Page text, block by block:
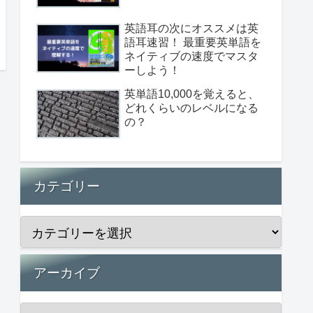
英語耳の次にオススメは英
語耳速習！ 最重要英単語を
ネイティブの速度でマスタ
ーしよう！
英単語10,000を覚えると、
どれくらいのレベルになる
の？
カテゴリー
アーカイブ